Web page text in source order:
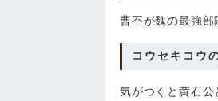
曹丕が魏の最強
コウセキコウ
気がつくと黄石